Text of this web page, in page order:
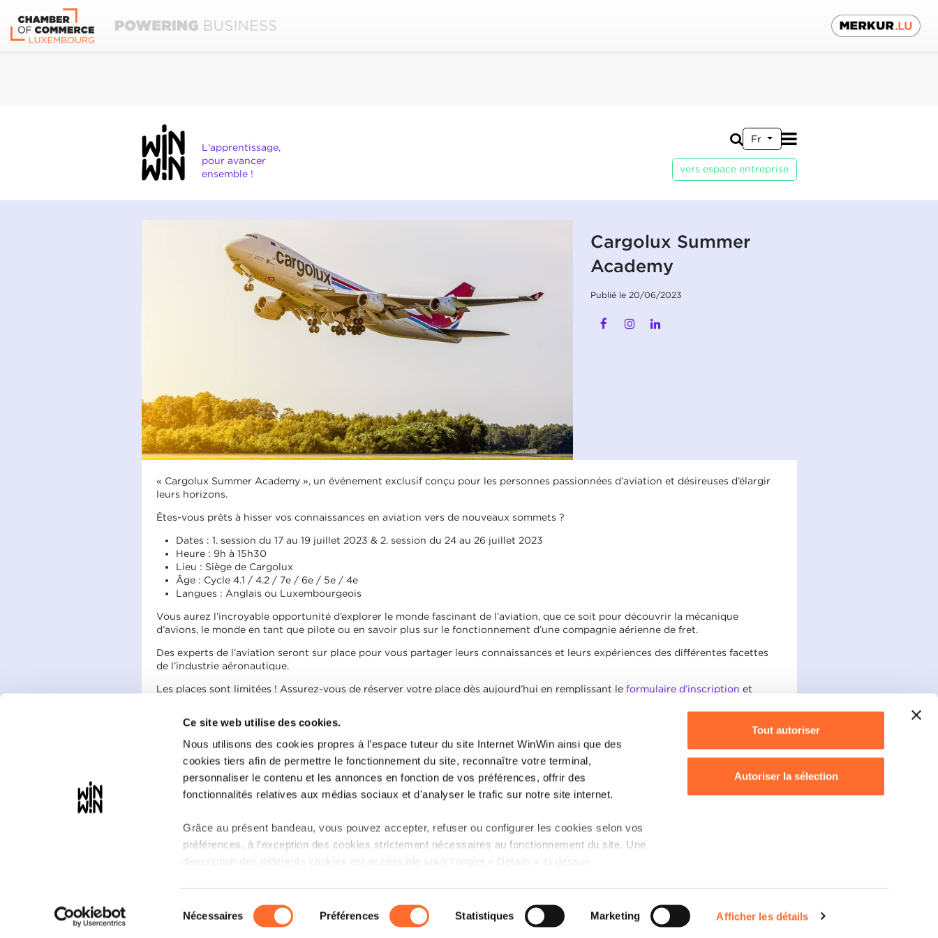
Ce site web utilise des cookies.
Nous utilisons des cookies propres à l’espace tuteur du site Internet WinWin ainsi que des
cookies tiers afin de permettre le fonctionnement du site, reconnaître votre terminal,
personnaliser le contenu et les annonces en fonction de vos préférences, offrir des
fonctionnalités relatives aux médias sociaux et d'analyser le trafic sur notre site internet.
Grâce au présent bandeau, vous pouvez accepter, refuser ou configurer les cookies selon vos
préférences, à l’exception des cookies strictement nécessaires au fonctionnement du site. Une
description des différents cookies est accessible sous l’onglet « Détails » ci-dessus.
partage sur les réseaux sociaux, sauvegarde des préférences de lecture vidéo, personnalisation
de l’affichage du site) peuvent être affectées en cas de refus de tous les cookies ou des cookies
du
Nécessaires Préférences Statistiques Marketing Afficher les détails
Tout autoriser
Autoriser la sélection
L'apprentissage,
pour avancer
ensemble !
Fr
vers espace entreprise
Cargolux Summer
Academy
Publié le 20/06/2023
« Cargolux Summer Academy », un événement exclusif conçu pour les personnes passionnées d’aviation et désireuses d’élargir
leurs horizons.
Êtes-vous prêts à hisser vos connaissances en aviation vers de nouveaux sommets ?
Dates : 1. session du 17 au 19 juillet 2023 & 2. session du 24 au 26 juillet 2023
Heure : 9h à 15h30
Lieu : Siège de Cargolux
Âge : Cycle 4.1 / 4.2 / 7e / 6e / 5e / 4e
Langues : Anglais ou Luxembourgeois
Vous aurez l’incroyable opportunité d’explorer le monde fascinant de l’aviation, que ce soit pour découvrir la mécanique
d’avions, le monde en tant que pilote ou en savoir plus sur le fonctionnement d’une compagnie aérienne de fret.
Des experts de l’aviation seront sur place pour vous partager leurs connaissances et leurs expériences des différentes facettes
de l’industrie aéronautique.
Les places sont limitées ! Assurez-vous de réserver votre place dès aujourd’hui en remplissant le formulaire d’inscription et
Embarquons ensemble pour ce voyage dans l’industrie aérienne !
Fichier joint
Cargolux Summer Academy
Protection des données personnelles